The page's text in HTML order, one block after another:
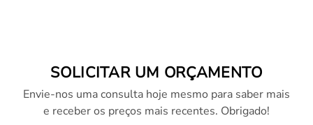
SOLICITAR UM ORÇAMENTO
Envie-nos uma consulta hoje mesmo para saber mais
e receber os preços mais recentes. Obrigado!